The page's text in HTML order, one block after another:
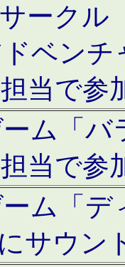
ークル
ドベン
当で参
ーム「
当で参
ーム「
サウン